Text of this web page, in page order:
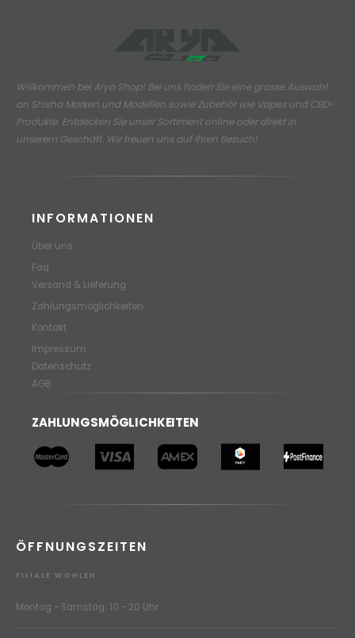
Willkommen bei Arya Shop! Bei uns finden Sie eine grosse Auswahl
an Shisha Marken und Modellen sowie Zubehör wie Vapes und CBD-
Produkte. Entdecken Sie unser Sortiment online oder direkt in
unserem Geschäft. Wir freuen uns auf Ihren Besuch!
INFORMATIONEN
Über uns
Faq
Versand & Lieferung
Zahlungsmöglichkeiten
Kontakt
Impressum
Datenschutz
AGB
ZAHLUNGSMÖGLICHKEITEN
ÖFFNUNGSZEITEN
FILIALE WOHLEN
Montag - Samstag: 10 - 20 Uhr